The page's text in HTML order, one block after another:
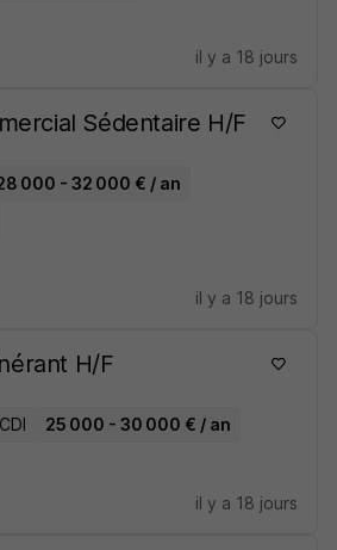
il y a 18 jours
Sédentaire H/F
000 - 32 000 € / an
il y a 18 jours
H/F
CDI 25 000 - 30 000 € / an
il y a 18 jours